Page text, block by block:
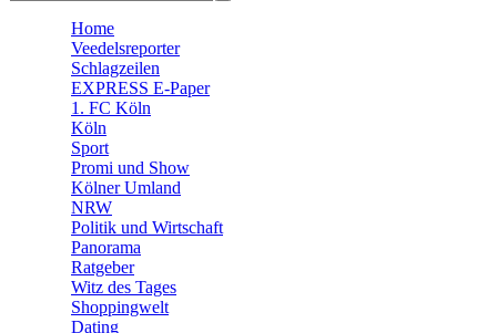
🛒 Shoppingwelt
Home
Veedelsreporter
Schlagzeilen
EXPRESS E-Paper
1. FC Köln
Köln
Sport
Promi und Show
Kölner Umland
NRW
Politik und Wirtschaft
Panorama
Ratgeber
Witz des Tages
Shoppingwelt
Dating